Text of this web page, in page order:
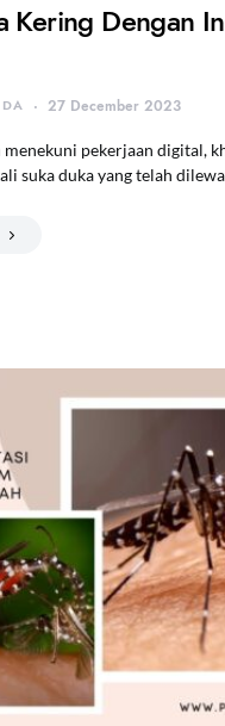
Kering Dengan
27 December 2023
pekerjaan digital,
suka duka yang telah